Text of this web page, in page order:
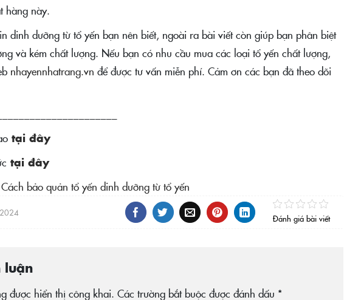
hàng này.
dinh dưỡng từ tổ yến bạn nên biết, ngoài ra bài viết còn giúp bạn phân biệt
và kém chất lượng. Nếu bạn có nhu cầu mua các loại tổ yến chất lượng,
nhayennhatrang.vn để được tư vấn miễn phí. Cảm ơn các bạn đã theo dõi
tại đây
tại đây
Cách bảo quản tổ yến dinh dưỡng từ tổ yến
Đánh giá bài viết
luận
được hiển thị công khai. Các trường bắt buộc được đánh dấu *